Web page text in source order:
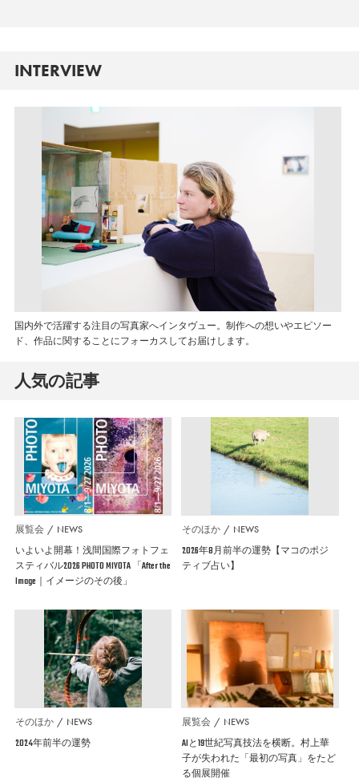
INTERVIEW
国内外で活躍する注目の写真家へインタヴュー。制作への想いやエピソー
ド、作品に関することにフォーカスしてお届けします。
人気の記事
展覧会 NEWS
いよいよ開幕！浅間国際フォトフェ
スティバル2026 PHOTO MIYOTA 「After the
Image｜イメージのその後」
そのほか NEWS
2026年8月前半の運勢【マコのポジ
ティブ占い】
そのほか NEWS
2024年前半の運勢
展覧会 NEWS
AIと19世紀写真技法を横断。村上華
子が失われた「最初の写真」をたど
る個展開催